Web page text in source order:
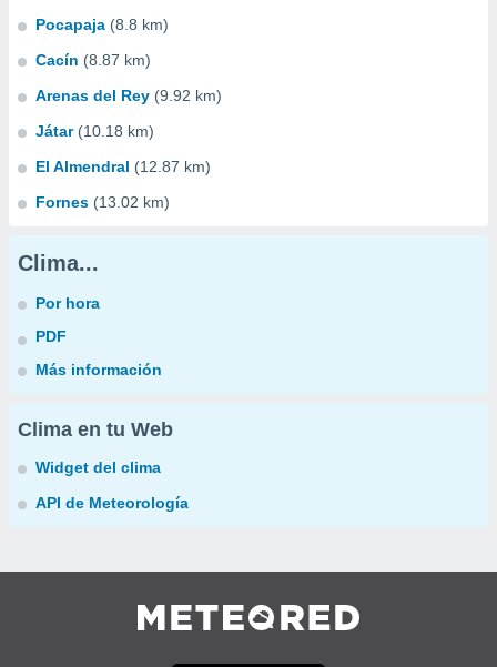
Pocapaja (8.8 km)
Cacín (8.87 km)
Arenas del Rey (9.92 km)
Játar (10.18 km)
El Almendral (12.87 km)
Fornes (13.02 km)
Clima...
Por hora
PDF
Más información
Clima en tu Web
Widget del clima
API de Meteorología